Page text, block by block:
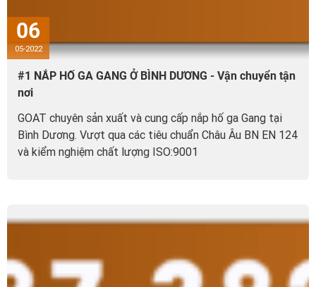
06
05-2022
#1 NẮP HỐ GA GANG Ở BÌNH DƯƠNG - Vận chuyển tận
nơi
GOAT chuyên sản xuất và cung cấp nắp hố ga Gang tại
Bình Dương. Vượt qua các tiêu chuẩn Châu Âu BN EN 124
và kiểm nghiệm chất lượng ISO:9001